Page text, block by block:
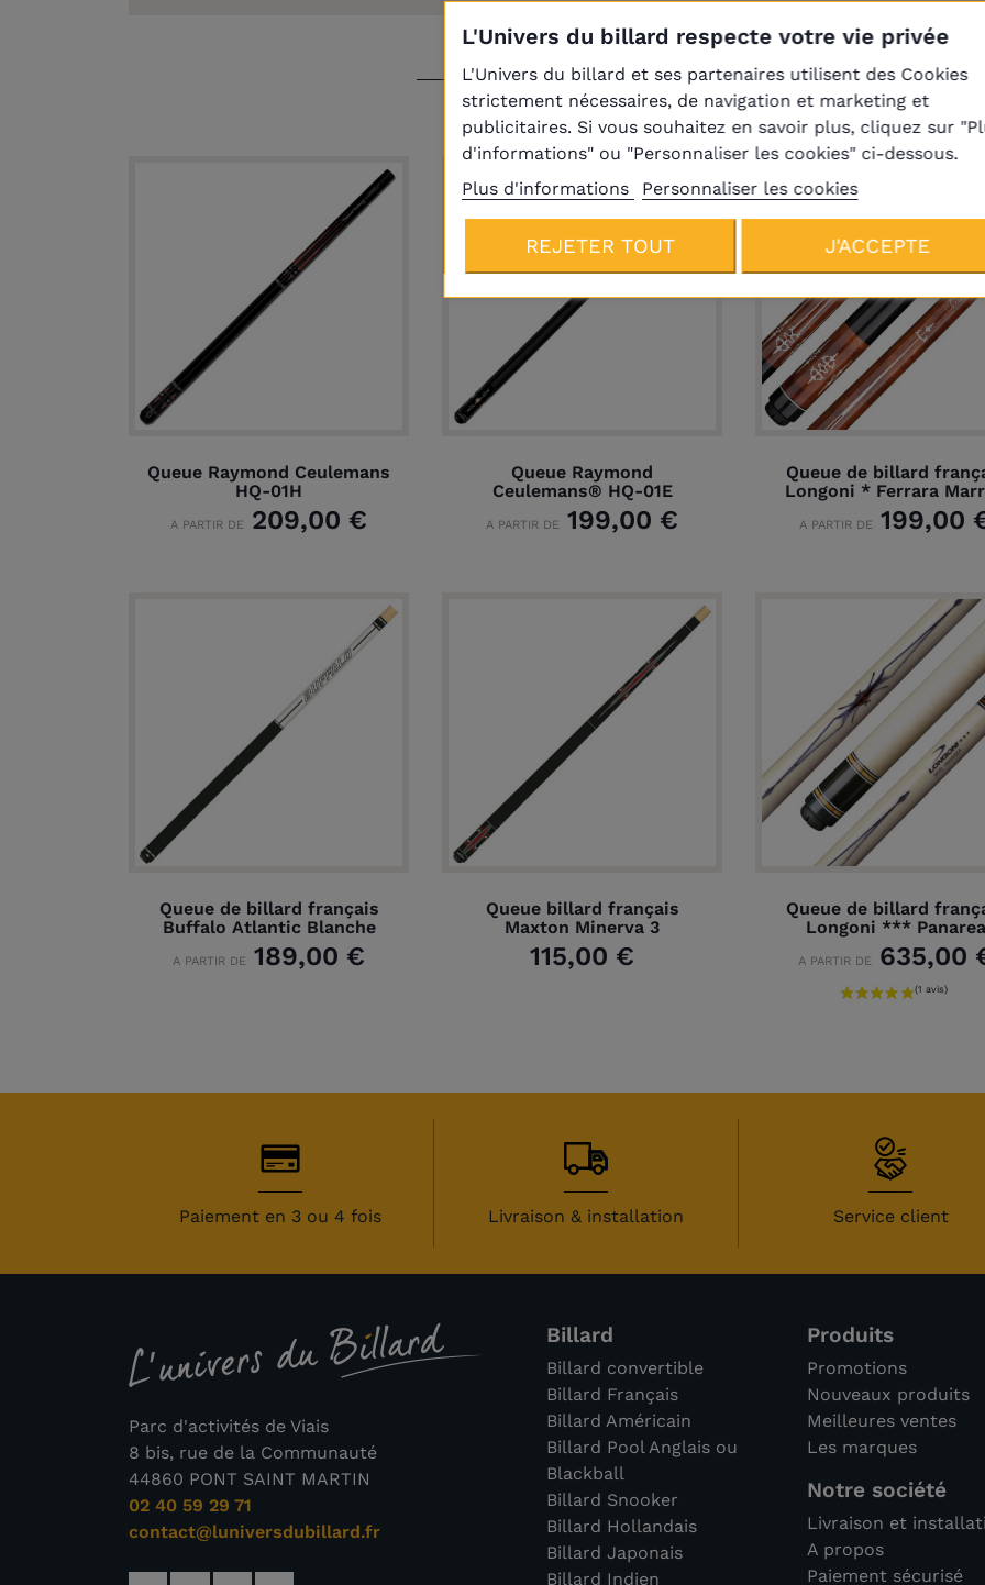
Produits de la même
Queue Raymond Ceulemans
HQ-01H
A PARTIR DE 209,00 €
Queue Raymond
Ceulemans® HQ-01E
A PARTIR DE 199,00 €
Queue de billard
Longoni * Ferrara
A PARTIR DE 199,00
En réapprovisionnement
Queue de billard français
Buffalo Atlantic Blanche
A PARTIR DE 189,00 €
Queue billard français
Maxton Minerva 3
115,00 €
Queue de billard
Longoni *** Panarea
A PARTIR DE635,00
Paiement en 3 ou 4 fois Livraison & installation Service client
Parc d'activités de Viais
8 bis, rue de la Communauté
44860 PONT SAINT MARTIN
02 40 59 29 71
contact@luniversdubillard.fr
Billard
Billard convertible
Billard Français
Billard Américain
Billard Pool Anglais ou
Blackball
Billard Snooker
Billard Hollandais
Billard Japonais
Billard Indien
Produits
Promotions
Nouveaux produits
Meilleures ventes
Les marques
Notre société
Livraison et
A propos
Paiement sécurisé
L'Univers du billard respecte votre vie privée
L'Univers du billard et ses partenaires utilisent des Cookies
strictement nécessaires, de navigation et marketing et
publicitaires. Si vous souhaitez en savoir plus, cliquez sur
d'informations" ou "Personnaliser les cookies" ci-dessous.
Plus d'informations
Personnaliser les cookies
REJETER TOUT J'ACCEPTE